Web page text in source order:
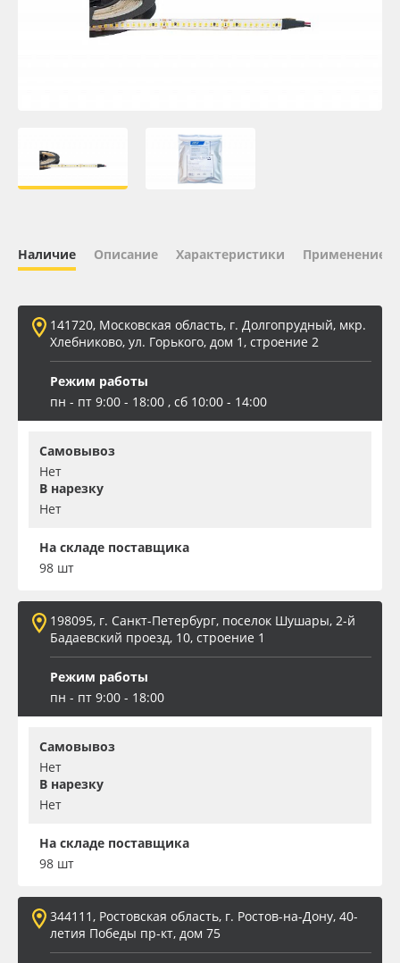
Oracal 641
ПЭТ листовой
Вспененный ПВХ
Баннер
Заготовки для сувениров
Наличие Описание Характеристики Применение
141720, Московская область, г. Долгопрудный, мкр.
Хлебниково, ул. Горького, дом 1, строение 2
Режим работы
пн - пт 9:00 - 18:00 , сб 10:00 - 14:00
Самовывоз
Нет
В нарезку
Нет
На складе поставщика
98 шт
198095, г. Санкт-Петербург, поселок Шушары, 2-й
Бадаевский проезд, 10, строение 1
Режим работы
пн - пт 9:00 - 18:00
Самовывоз
Нет
В нарезку
Нет
На складе поставщика
98 шт
344111, Ростовская область, г. Ростов-на-Дону, 40-
летия Победы пр-кт, дом 75